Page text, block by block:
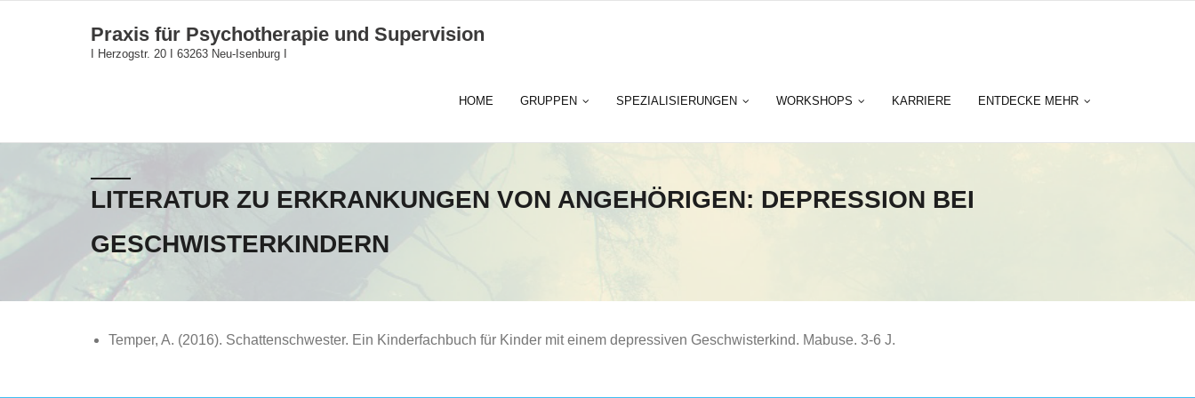
Praxis für Psychotherapie und Supervision
I Herzogstr. 20 I 63263 Neu-Isenburg I
HOME GRUPPEN SPEZIALISIERUNGEN WORKSHOPS KARRIERE ENTDECKE MEHR
LITERATUR ZU ERKRANKUNGEN VON ANGEHÖRIGEN: DEPRESSION BEI
GESCHWISTERKINDERN
Temper, A. (2016). Schattenschwester. Ein Kinderfachbuch für Kinder mit einem depressiven Geschwisterkind. Mabuse. 3-6 J.